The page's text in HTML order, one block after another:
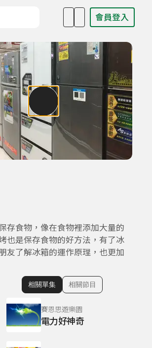
會員登入
存食物，像在食物裡添加大量的
也是保存食物的好方法，有了冰
友了解冰箱的運作原理，也更加
顯示相關單集
相關單集 相關節目
賽恩思遊樂園
電力好神奇